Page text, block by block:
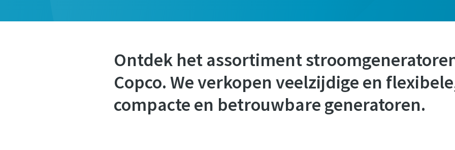
Ontdek het assortiment
Copco. We verkopen veelzijdige en
compacte en betrouwbare generatoren.